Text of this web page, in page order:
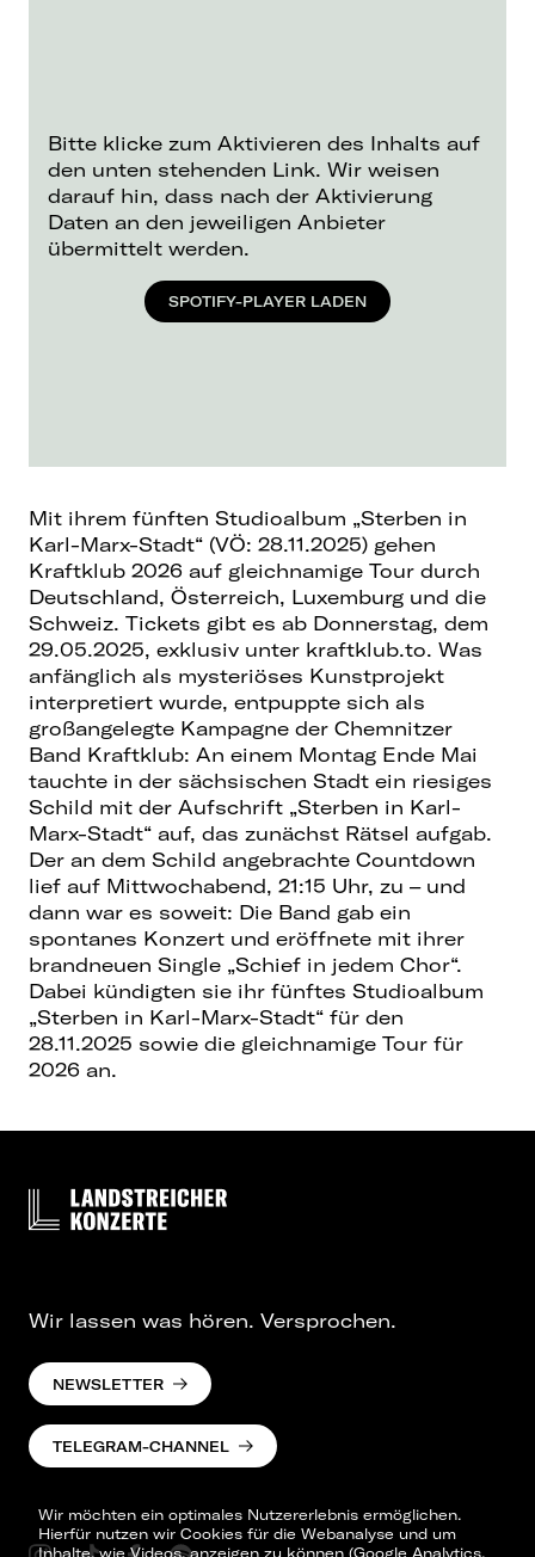
Bitte klicke zum Aktivieren des Inhalts auf
den unten stehenden Link. Wir weisen
darauf hin, dass nach der Aktivierung
Daten an den jeweiligen Anbieter
übermittelt werden.
SPOTIFY-PLAYER LADEN
Mit ihrem fünften Studioalbum „Sterben in
Karl-Marx-Stadt“ (VÖ: 28.11.2025) gehen
Kraftklub 2026 auf gleichnamige Tour durch
Deutschland, Österreich, Luxemburg und die
Schweiz. Tickets gibt es ab Donnerstag, dem
29.05.2025, exklusiv unter kraftklub.to. Was
anfänglich als mysteriöses Kunstprojekt
interpretiert wurde, entpuppte sich als
großangelegte Kampagne der Chemnitzer
Band Kraftklub: An einem Montag Ende Mai
tauchte in der sächsischen Stadt ein riesiges
Schild mit der Aufschrift „Sterben in Karl-
Marx-Stadt“ auf, das zunächst Rätsel aufgab.
Der an dem Schild angebrachte Countdown
lief auf Mittwochabend, 21:15 Uhr, zu – und
dann war es soweit: Die Band gab ein
spontanes Konzert und eröffnete mit ihrer
brandneuen Single „Schief in jedem Chor“.
Dabei kündigten sie ihr fünftes Studioalbum
„Sterben in Karl-Marx-Stadt“ für den
28.11.2025 sowie die gleichnamige Tour für
2026 an.
Wir möchten ein optimales Nutzererlebnis ermöglichen.
Hierfür nutzen wir Cookies für die Webanalyse und um
Inhalte, wie Videos, anzeigen zu können (Google Analytics,
Wir lassen was hören. Versprochen.
NEWSLETTER
TELEGRAM-CHANNEL